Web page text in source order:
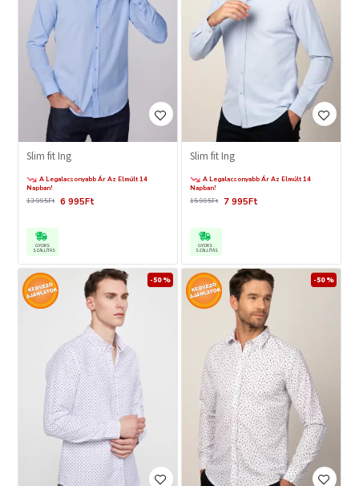
Slim fit Ing
A Legalacsonyabb Ár Az Elmúlt 14
Napban!
6 995Ft
13 995Ft
GYORS
SZÁLLÍTÁS
Slim fit Ing
A Legalacsonyabb Ár Az Elmúlt 14
Napban!
7 995Ft
15 995Ft
GYORS
SZÁLLÍTÁS
-50 % -50 %